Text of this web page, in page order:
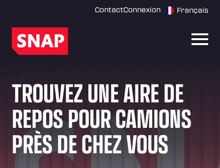
ContactConnexion Français
TROUVEZ UNE AIRE DE
REPOS POUR CAMIONS
PRÈS DE CHEZ VOUS